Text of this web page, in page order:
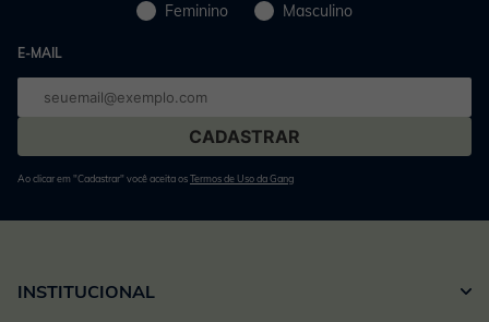
Feminino Masculino
E-MAIL
mail
Ao clicar em "Cadastrar" você aceita osTermos de Uso da Gang
INSTITUCIONAL